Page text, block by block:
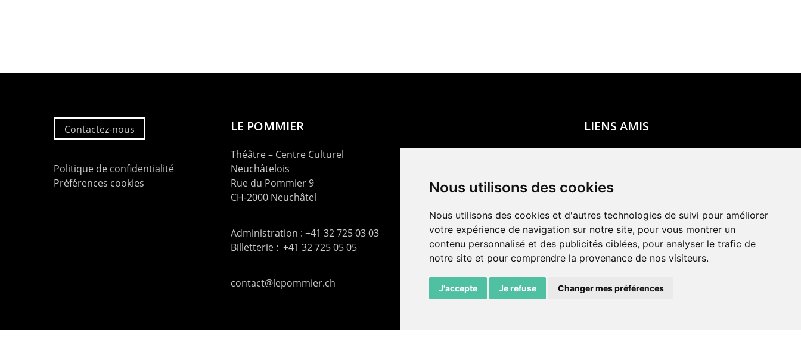
Nous utilisons des cookies
Nous utilisons des cookies et d'autres technologies de suivi pour améliorer
votre expérience de navigation sur notre site, pour vous montrer un
contenu personnalisé et des publicités ciblées, pour analyser le trafic de
notre site et pour comprendre la provenance de nos visiteurs.
J'accepte Je refuse Changer mes préférences
Contactez-nous
Politique de confidentialité
Préférences cookies
LE POMMIER
Théâtre – Centre Culturel
Neuchâtelois
Rue du Pommier 9
CH-2000 Neuchâtel
Administration : +41 32 725 03 03
Billetterie : +41 32 725 05 05
contact@lepommier.ch
LIENS AMIS